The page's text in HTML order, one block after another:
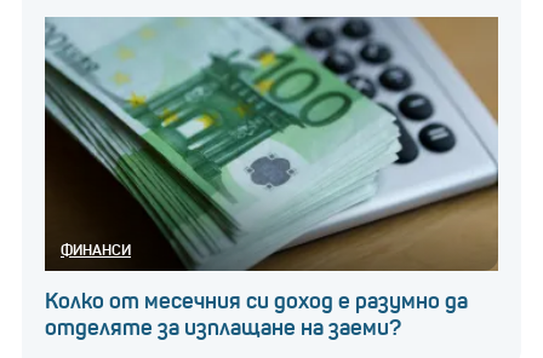
ФИНАНСИ
Колко от месечния си доход е разумно да
отделяте за изплащане на заеми?